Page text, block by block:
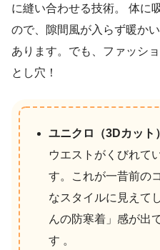
に縫い合わせる技術。 体に
ので、隙間風が入らず暖か
あります。でも、ファッシ
とし穴！
ユニクロ（3Dカット
ウエストがくびれて
す。これが一昔前の
なスタイルに見えて
んの防寒着」感が出
す 。